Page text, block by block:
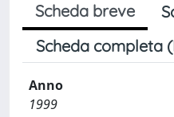
Scheda breve
Scheda completa
Anno
1999